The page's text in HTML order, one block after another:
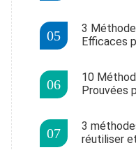
3
Efficaces
10
Prouvées
3
réutiliser